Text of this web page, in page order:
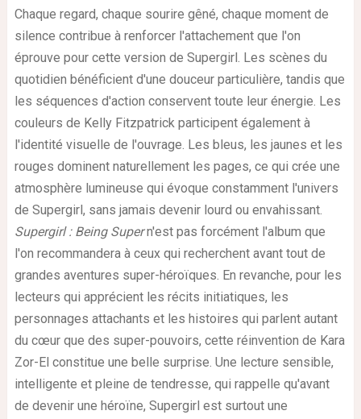
Chaque regard, chaque sourire gêné, chaque moment de
silence contribue à renforcer l'attachement que l'on
éprouve pour cette version de Supergirl. Les scènes du
quotidien bénéficient d'une douceur particulière, tandis que
les séquences d'action conservent toute leur énergie. Les
couleurs de Kelly Fitzpatrick participent également à
l'identité visuelle de l'ouvrage. Les bleus, les jaunes et les
rouges dominent naturellement les pages, ce qui crée une
atmosphère lumineuse qui évoque constamment l'univers
de Supergirl, sans jamais devenir lourd ou envahissant.
Supergirl : Being Supern'est pas forcément l'album que
l'on recommandera à ceux qui recherchent avant tout de
grandes aventures super-héroïques. En revanche, pour les
lecteurs qui apprécient les récits initiatiques, les
personnages attachants et les histoires qui parlent autant
du cœur que des super-pouvoirs, cette réinvention de Kara
Zor-El constitue une belle surprise. Une lecture sensible,
intelligente et pleine de tendresse, qui rappelle qu'avant
de devenir une héroïne, Supergirl est surtout une